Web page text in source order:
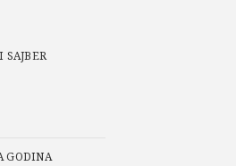
GODINA